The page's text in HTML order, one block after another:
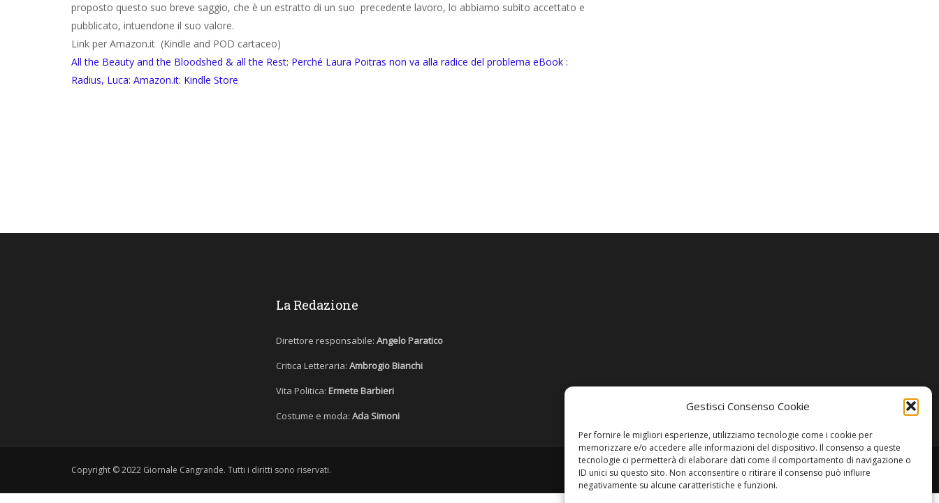
Gestisci Consenso Cookie
Per fornire le migliori esperienze, utilizziamo tecnologie come i cookie per
memorizzare e/o accedere alle informazioni del dispositivo. Il consenso a queste
tecnologie ci permetterà di elaborare dati come il comportamento di navigazione o
ID unici su questo sito. Non acconsentire o ritirare il consenso può influire
negativamente su alcune caratteristiche e funzioni.
proposto questo suo breve saggio, che è un estratto di un suo precedente lavoro, lo abbiamo subito accettato e
pubblicato, intuendone il suo valore.
Link per Amazon.it (Kindle and POD cartaceo)
All the Beauty and the Bloodshed & all the Rest: Perché Laura Poitras non va alla radice del problema eBook :
Radius, Luca: Amazon.it: Kindle Store
La Redazione
Direttore responsabile: Angelo Paratico
Critica Letteraria: Ambrogio Bianchi
Vita Politica: Ermete Barbieri
Costume e moda: Ada Simoni
Copyright © 2022 Giornale Cangrande. Tutti i diritti sono riservati.